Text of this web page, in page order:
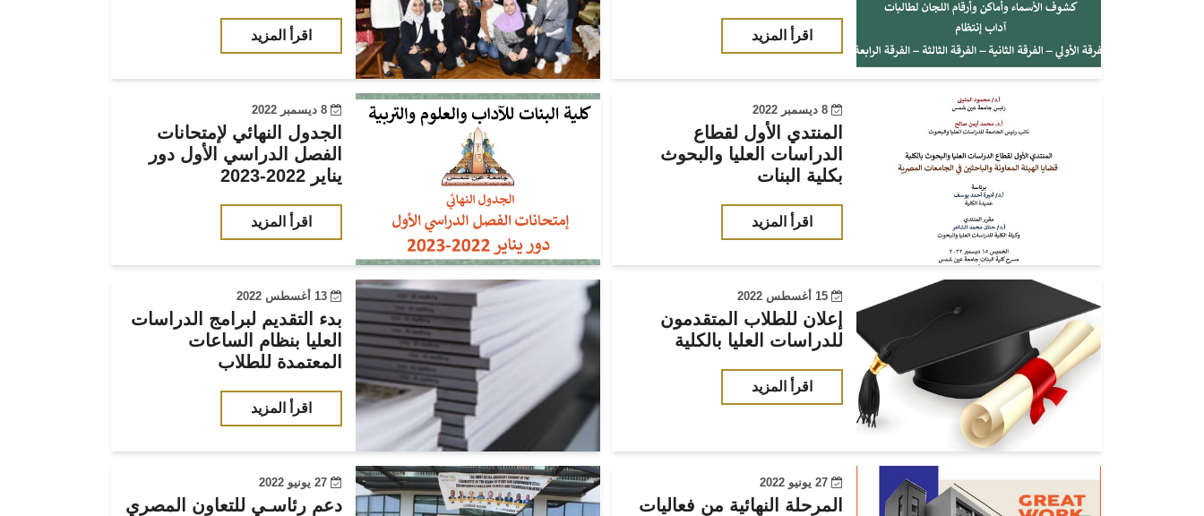
اقرأ المزيد اقرأ المزيد
8 ديسمبر 2022
المنتدي الأول لقطاع
الدراسات العليا والبحوث
بكلية البنات
اقرأ المزيد
8 ديسمبر 2022
الجدول النهائي لإمتحانات
الفصل الدراسي الأول دور
يناير 2022-2023
اقرأ المزيد
15 أغسطس 2022
إعلان للطلاب المتقدمون
للدراسات العليا بالكلية
اقرأ المزيد
13 أغسطس 2022
بدء التقديم لبرامج الدراسات
العليا بنظام الساعات
المعتمدة للطلاب
اقرأ المزيد
27 يونيو 2022
المرحلة النهائية من فعاليات
27 يونيو 2022
دعم رئاسـي للتعاون المصري